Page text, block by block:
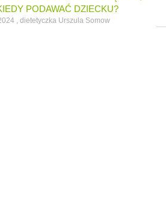
PODAWAĆ DZIECKU?
, dietetyczka Urszula Somow